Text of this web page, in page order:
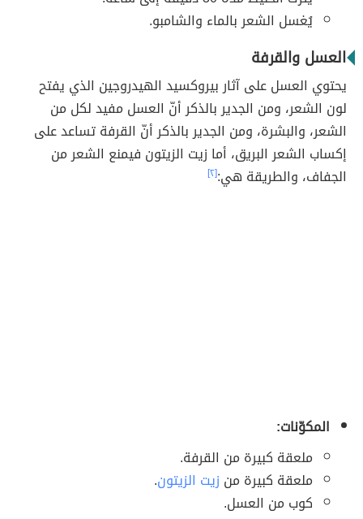
يُغسل الشعر بالماء والشامبو.
العسل والقرفة
يحتوي العسل على آثار بيروكسيد الهيدروجين الذي يفتح
لون الشعر، ومن الجدير بالذكر أنّ العسل مفيد لكل من
الشعر، والبشرة، ومن الجدير بالذكر أنّ القرفة تساعد على
إكساب الشعر البريق، أما زيت الزيتون فيمنع الشعر من
الجفاف، والطريقة هي:[٢]
المكوّنات:
ملعقة كبيرة من القرفة.
ملعقة كبيرة من زيت الزيتون.
كوب من العسل.